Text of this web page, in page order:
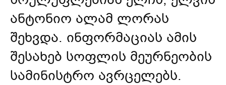
ანტონიო ალამ ლორას
შეხვდა. ინფორმაციას ამის
შესახებ სოფლის მეურნეობის
სამინისტრო ავრცელებს.